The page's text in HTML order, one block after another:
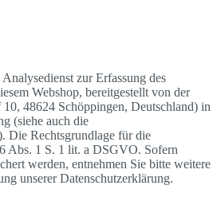
zur Erfassung des
Webshop, bereitgestellt von der
48624 Schöppingen, Deutschland) in
(siehe auch die
Die Rechtsgrundlage für die
Abs. 1 S. 1 lit. a DSGVO. Sofern
werden, entnehmen Sie bitte weitere
unserer Datenschutzerklärung.